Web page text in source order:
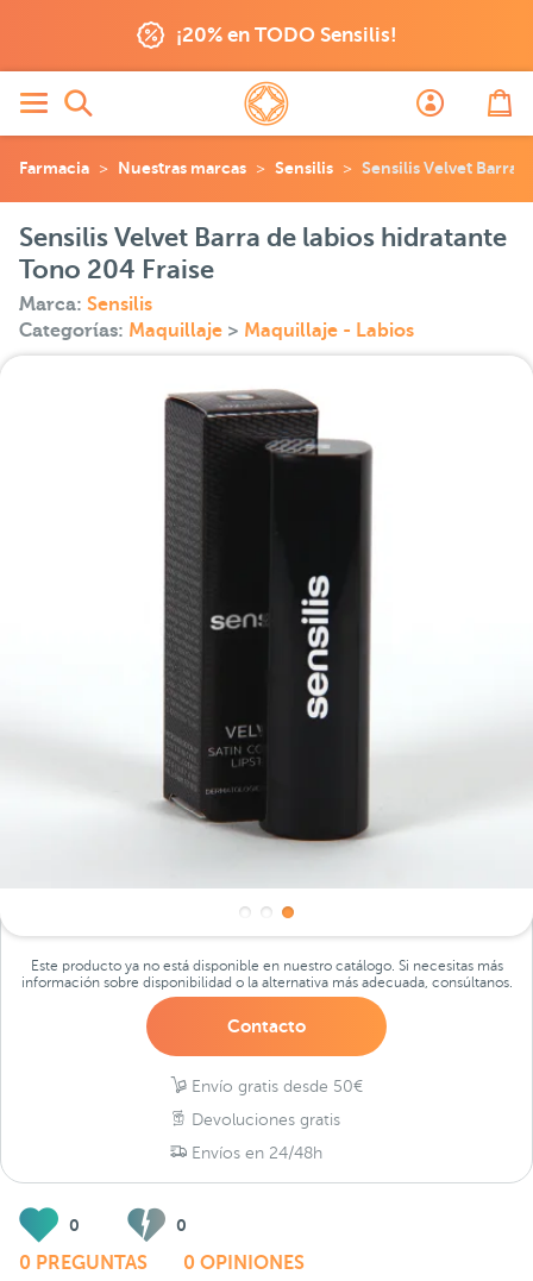
¡20% en TODO Sensilis!
Farmacia Nuestras marcas Sensilis Sensilis Velvet Barra
Sensilis Velvet Barra de labios hidratante
Tono 204 Fraise
Marca: Sensilis
Categorías: Maquillaje > Maquillaje - Labios
Este producto ya no está disponible en nuestro catálogo. Si necesitas más
información sobre disponibilidad o la alternativa más adecuada, consúltanos.
Contacto
Envío gratis desde 50€
Devoluciones gratis
Envíos en 24/48h
0 0
0 PREGUNTAS 0 OPINIONES